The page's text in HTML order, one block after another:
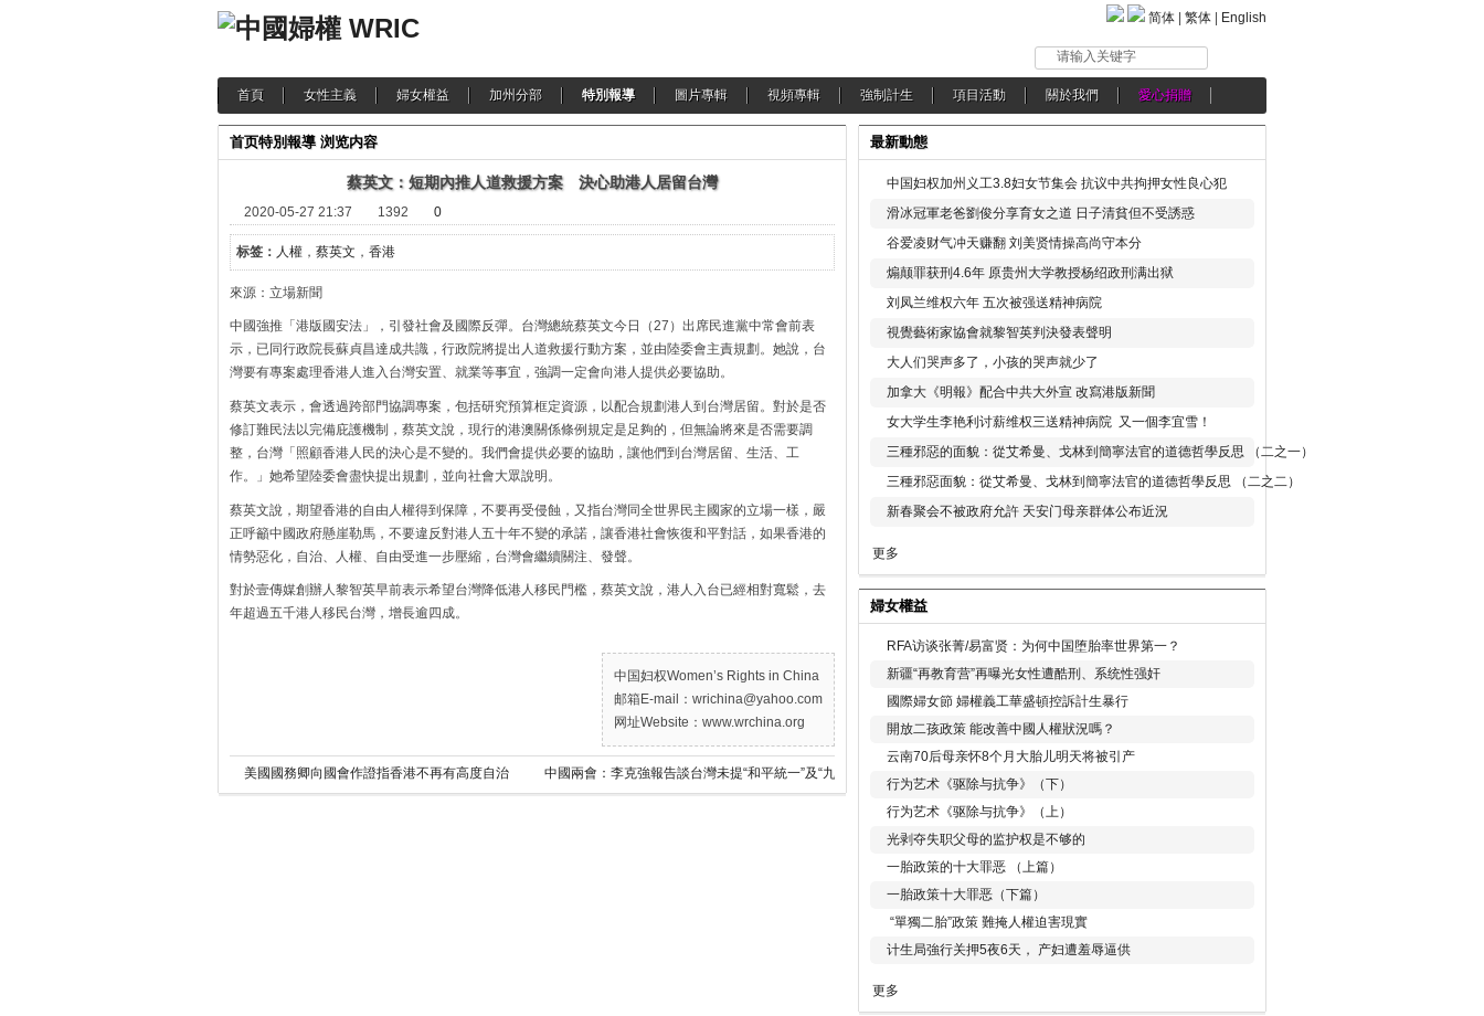
简体 繁体 English
请输入关键字
首頁 女性主義 婦女權益 加州分部 特別報導 圖片專輯 視頻專輯 強制計生 項目活動 關於我們 愛心捐贈
首页特別報導 浏览内容
蔡英文：短期內推人道救援方案 決心助港人居留台灣
2020-05-27 21:37 1392 0
标签： 人權 ， 蔡英文 ， 香港
來源：立場新聞
中國強推「港版國安法」，引發社會及國際反彈。台灣總統蔡英文今日（27）出席民進黨中常會前表
示，已同行政院長蘇貞昌達成共識，行政院將提出人道救援行動方案，並由陸委會主責規劃。她說，台
灣要有專案處理香港人進入台灣安置、就業等事宜，強調一定會向港人提供必要協助。
蔡英文表示，會透過跨部門協調專案，包括研究預算框定資源，以配合規劃港人到台灣居留。對於是否
修訂難民法以完備庇護機制，蔡英文說，現行的港澳關係條例規定是足夠的，但無論將來是否需要調
整，台灣「照顧香港人民的決心是不變的。我們會提供必要的協助，讓他們到台灣居留、生活、工
作。」她希望陸委會盡快提出規劃，並向社會大眾說明。
蔡英文說，期望香港的自由人權得到保障，不要再受侵蝕，又指台灣同全世界民主國家的立場一樣，嚴
正呼籲中國政府懸崖勒馬，不要違反對港人五十年不變的承諾，讓香港社會恢復和平對話，如果香港的
情勢惡化，自治、人權、自由受進一步壓縮，台灣會繼續關注、發聲。
對於壹傳媒創辦人黎智英早前表示希望台灣降低港人移民門檻，蔡英文說，港人入台已經相對寬鬆，去
年超過五千港人移民台灣，增長逾四成。
中国妇权Women’s Rights in China
邮箱E-mail：wrichina@yahoo.com
网址Website：www.wrchina.org
美國國務卿向國會作證指香港不再有高度自治 中國兩會：李克強報告談台灣未提“和平統一”及“九二共識”引發揣測
最新動態
中国妇权加州义工3.8妇女节集会 抗议中共拘押女性良心犯
滑冰冠軍老爸劉俊分享育女之道 日子清貧但不受誘惑
谷爱凌财气冲天赚翻 刘美贤情操高尚守本分
煽颠罪获刑4.6年 原贵州大学教授杨绍政刑满出狱
刘凤兰维权六年 五次被强送精神病院
視覺藝術家協會就黎智英判決發表聲明
大人们哭声多了，小孩的哭声就少了
加拿大《明報》配合中共大外宣 改寫港版新聞
女大学生李艳利讨薪维权三送精神病院 又一個李宜雪！
三種邪惡的面貌：從艾希曼、戈林到簡寧法官的道德哲學反思 （二之一）
三種邪惡面貌：從艾希曼、戈林到簡寧法官的道德哲學反思 （二之二）
新春聚会不被政府允許 天安门母亲群体公布近況
更多
婦女權益
RFA访谈张菁/易富贤：为何中国堕胎率世界第一？
新疆“再教育营”再曝光女性遭酷刑、系统性强奸
國際婦女節 婦權義工華盛頓控訴計生暴行
開放二孩政策 能改善中國人權狀況嗎？
云南70后母亲怀8个月大胎儿明天将被引产
行为艺术《驱除与抗争》（下）
行为艺术《驱除与抗争》（上）
光剥夺失职父母的监护权是不够的
一胎政策的十大罪恶 （上篇）
一胎政策十大罪恶（下篇）
“單獨二胎”政策 難掩人權迫害現實
计生局強行关押5夜6天， 产妇遭羞辱逼供
更多